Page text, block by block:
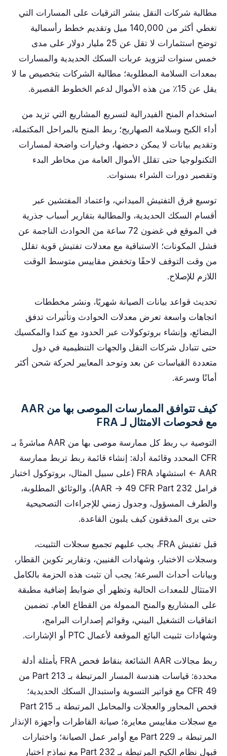
مطالبة شركات النقل بنشر الترقيات على المسارات التي
تغطي أكثر من 140,000 ميل وتقديم خطط رأسمالية
توضح استثمارات لا تقل عن 25 مليار دولار على مدى
خمس سنوات لتزويد عربات السكك الحديدية والمسارات
بمعدات السلامة المطلوبة؛ مطالبة الشركات بتخصيص ما لا
يقل عن 15٪ من هذه الأموال لدعم الخطوط القصيرة.
استخدام المنح الفيدرالية لتسريع المشاريع التي تزيد من
أداء الكبح وسلامة الصهاريج؛ ربط المنح بالمراحل المكتملة،
وتقديم بيانات لا يمكن دحضها، وخيارات واضحة لمسارات
التكنولوجيا حتى تقلل الأموال العامة من مخاطر البدء
وتقصير دورات الشراء بسنوات.
توسيع فرق التفتيش الميداني، واعتماد المفتشين عبر
أقسام السكك الحديدية، والمطالبة بتقارير أسباب جذرية
في الموقع في غضون 72 ساعة من الحوادث الناجمة عن
فشل المكونات؛ الاستباقية مع معدلات تفتيش قوية تقلل
من وقت التوقف لاحقًا وتخفض مقاييس متوسط ​​الوقت
اللازم للإصلاح.
تحديث قواعد بيانات الصيانة شهريًا، ونشر مخططات
اتجاهات واسعة تعرض معدلات الحوادث وتأثيرات تدفق
البضائع، وإنشاء بروتوكولات عبر الحدود مع كندا والمكسيك
حتى تتبادل شركات النقل والجهات التنظيمية في دول
متعددة القياسات عن بعد وتوحد المعايير لحركة شحن أكثر
أمانًا وسرعة.
كيف تتوافق الممارسات الموصى بها من AAR
مع فحوصات الامتثال لـ FRA
التوصية ب ربط كل ممارسة موصى بها من AAR مباشرةً بـ
CFR المحدد وقائمة أدلة: إنشاء قائمة ربط تربط ممارسة
AAR ← استشهاد FRA (على سبيل المثال، بروتوكول اختبار
فرامل AAR → 49 CFR Part 232)، والوثائق المطلوبة،
والطرف المسؤول، وجدول زمني للإجراءات التصحيحية
حتى يرى المدققون كيف يلبون القاعدة.
قبل تفتيش FRA، يجب عليهم تجميع سجلات التثبيت،
وسجلات الاختبار، وشهادات الفنيين، وتقارير تكوين القطار،
وبيانات أحداث السرعة؛ يجب أن تثبت هذه الحزمة بالكامل
الامتثال للمعدات الحالية وتظهر أي ضوابط إضافية مطبقة
على المشاريع والمنح الممولة من القطاع العام. تضمين
اتفاقيات التشغيل البيني، وقوائم إصدارات البرامج،
وشهادات تثبيت البائع الموقعة لأعمال PTC أو الإشارات.
ربط مجالات AAR الشائعة بنقاط فحص FRA بأمثلة أدلة
محددة: قياسات هندسة المسار المرتبطة بـ Part 213 من
49 CFR مع فواتير التسوية واستبدال السكك الحديدية؛
فحص المحاور والعجلات والمحامل المرتبطة بـ Part 215
مع سجلات مقاييس معايرة؛ صيانة القاطرات وأجهزة الإنذار
المرتبطة بـ Part 229 مع أوامر عمل الصيانة؛ واختبارات
قبول نظام الكبح المرتبطة بـ Part 232 مع نماذج اختبار